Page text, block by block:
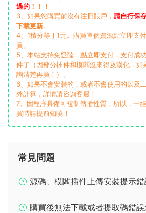
過的 ！！！
3、如果您購買前沒有注冊賬戶， 請自行保
下載更新。
4、1積分等于1元。購買單個資源點立即支
員。
5、本站支持免登陸，點立即支付，支付成
件了（因部分插件和模闆沒來得及漢化，如
詢清楚再買！）。
6、如果不會安裝的，或者不會使用的以及
外計算，詳情請咨詢客服！
7、因程序具備可複制傳播性質，所以，一
買時請提前知曉！
常見問題
源碼、模闆插件上傳安裝提示錯
購買後無法下載或者提取碼錯誤